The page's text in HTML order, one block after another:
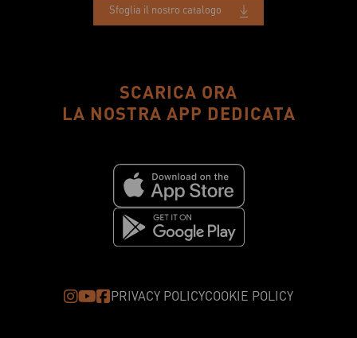
Sfoglia il nostro catalogo
SCARICA ORA
LA NOSTRA APP DEDICATA
PRIVACY POLICYCOOKIE POLICY